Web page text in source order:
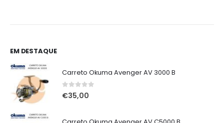
EM DESTAQUE
Carreto Okuma Avenger AV 3000 B
0out of 5
€35,00